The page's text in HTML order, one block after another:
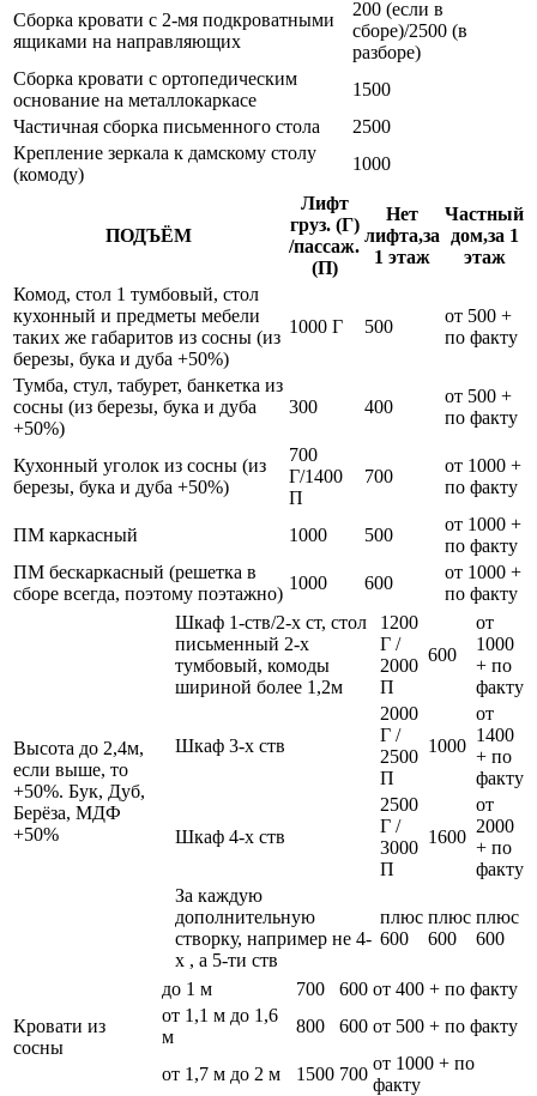
Сборка кровати с 2-мя подкроватными
ящиками на направляющих
200 (если в
сборе)/2500 (в
разборе)
Сборка кровати с ортопедическим
основание на металлокаркасе
1500
Частичная сборка письменного стола
2500
Крепление зеркала к дамскому столу
(комоду)
1000
ПОДЪЁМ
Лифт
груз. (Г)
/пассаж.
(П)
Нет
лифта,за
1 этаж
Частный
дом,за 1
этаж
Комод, стол 1 тумбовый, стол
кухонный и предметы мебели
таких же габаритов из сосны (из
березы, бука и дуба +50%)
1000 Г 500
от 500 +
по факту
Тумба, стул, табурет, банкетка из
сосны (из березы, бука и дуба
+50%)
300 400
от 500 +
по факту
Кухонный уголок из сосны (из
березы, бука и дуба +50%)
700
Г/1400
П
700
от 1000 +
по факту
ПМ каркасный 1000 500
от 1000 +
по факту
ПМ бескаркасный (решетка в
сборе всегда, поэтому поэтажно)
1000 600
от 1000 +
по факту
Высота до 2,4м,
если выше, то
+50%. Бук, Дуб,
Берёза, МДФ
+50%
Шкаф 1-ств/2-х ст, стол
письменный 2-х
тумбовый, комоды
шириной более 1,2м
1200
Г /
2000
П
600
от
1000
+ по
факту
Шкаф 3-х ств
2000
Г /
2500
П
1000
от
1400
+ по
факту
Шкаф 4-х ств
2500
Г /
3000
П
1600
от
2000
+ по
факту
За каждую
дополнительную
створку, например не 4-
х , а 5-ти ств
плюс
600
плюс
600
плюс
600
Кровати из
сосны
до 1 м 700 600 от 400 + по факту
от 1,1 м до 1,6
м
800 600 от 500 + по факту
от 1,7 м до 2 м 1500 700
от 1000 + по
факту